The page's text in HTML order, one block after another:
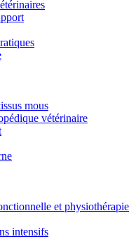
mous
vétérinaire
et physiothérapie
intensifs